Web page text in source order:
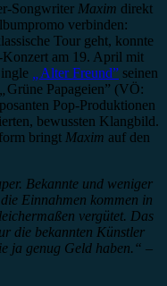
Songwriter Maxim direkt
verbinden:
Tour geht, konnte
Konzert am 19. April mit
„Alter Freund” seinen
„ Grüne Papageien” (VÖ:
Pop-Produktionen
bewussten Klangbild.
bringt Maxim auf den
Bekannte und weniger
Einnahmen kommen in
vergütet. Das
die bekannten Künstler
ja genug Geld haben.“ –